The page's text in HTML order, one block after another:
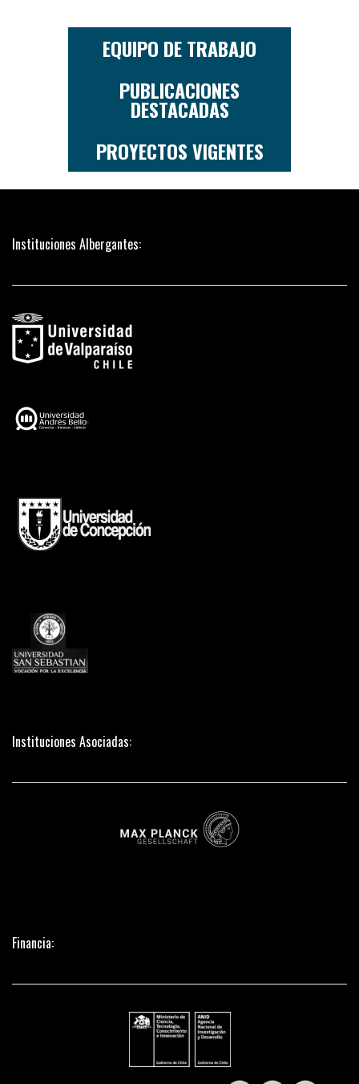
EQUIPO DE TRABAJO
PUBLICACIONES
DESTACADAS
PROYECTOS VIGENTES
Instituciones Albergantes:
Instituciones Asociadas:
Financia: